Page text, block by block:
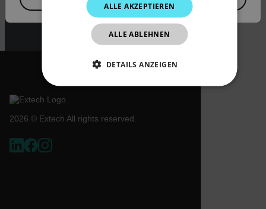
jurisdiction and classification will be
provided upon request.
2026 © Extech All rights reserved.
JAPANESE
CHINESE
ALLE AKZEPTIEREN
ALLE ABLEHNEN
DETAILS ANZEIGEN
PERFORMANCE